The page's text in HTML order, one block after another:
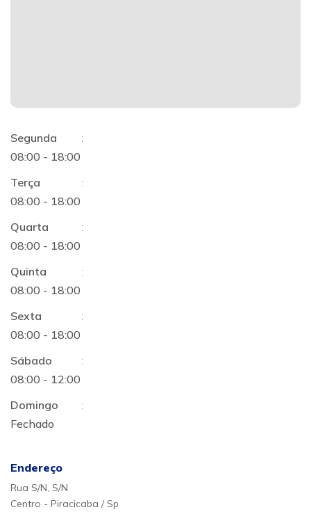
Segunda
:
08:00 - 18:00
Terça
:
08:00 - 18:00
Quarta
:
08:00 - 18:00
Quinta
:
08:00 - 18:00
Sexta
:
08:00 - 18:00
Sábado
:
08:00 - 12:00
Domingo
:
Fechado
Endereço
Rua S/N, S/N
Centro - Piracicaba / Sp